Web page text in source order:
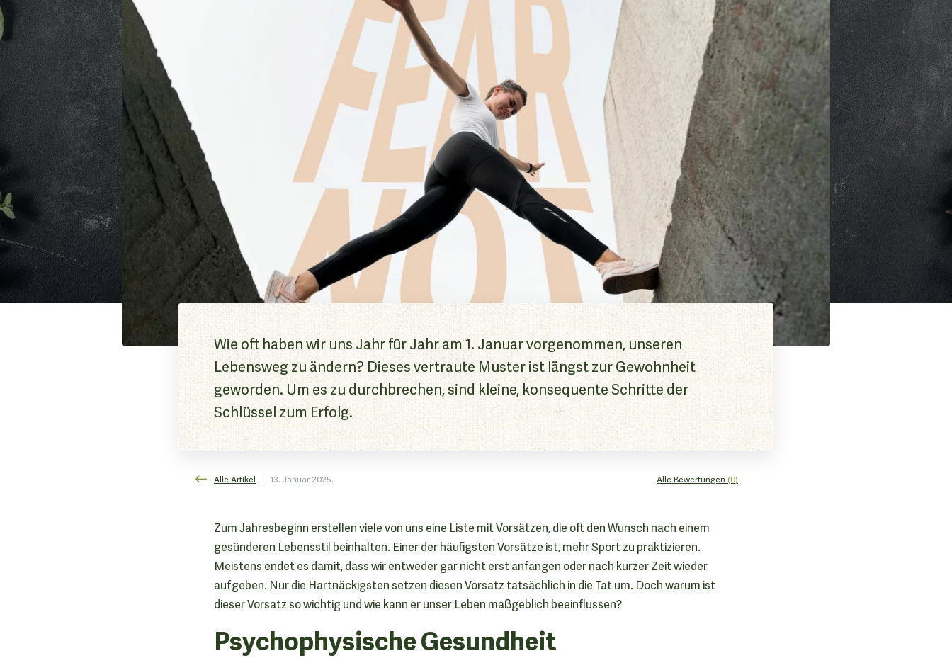
Wie oft haben wir uns Jahr für Jahr am 1. Januar vorgenommen, unseren
Lebensweg zu ändern? Dieses vertraute Muster ist längst zur Gewohnheit
geworden. Um es zu durchbrechen, sind kleine, konsequente Schritte der
Schlüssel zum Erfolg.
Alle Artikel 13. Januar 2025. Alle Bewertungen (0)
Zum Jahresbeginn erstellen viele von uns eine Liste mit Vorsätzen, die oft den Wunsch nach einem
gesünderen Lebensstil beinhalten. Einer der häufigsten Vorsätze ist, mehr Sport zu praktizieren.
Meistens endet es damit, dass wir entweder gar nicht erst anfangen oder nach kurzer Zeit wieder
aufgeben. Nur die Hartnäckigsten setzen diesen Vorsatz tatsächlich in die Tat um. Doch warum ist
dieser Vorsatz so wichtig und wie kann er unser Leben maßgeblich beeinflussen?
Psychophysische Gesundheit